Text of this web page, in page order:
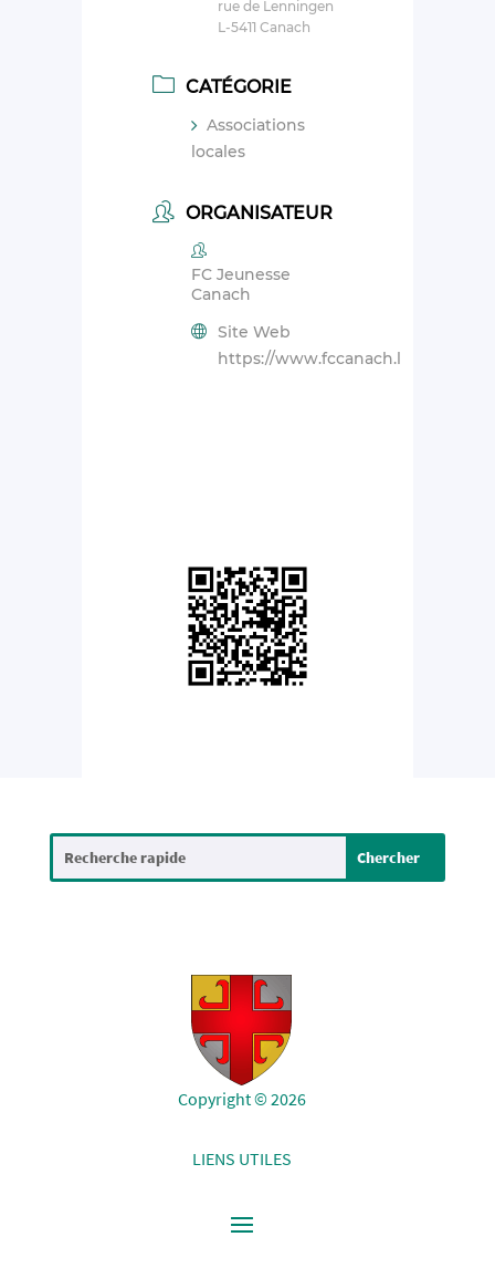
rue de Lenningen
L-5411 Canach
CATÉGORIE
Associations
locales
ORGANISATEUR
FC Jeunesse
Canach
Site Web
https://www.fccanach.lu/
Copyright © 2026
LIENS UTILES